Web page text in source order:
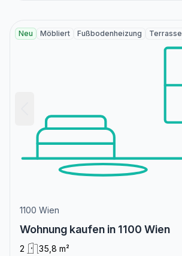
Neu Möbliert Fußbodenheizung Terrasse
1100 Wien
Wohnung kaufen in 1100 Wien
2
35,8 m²